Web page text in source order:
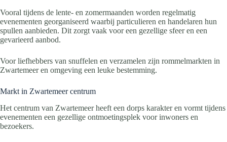
Vooral tijdens de lente- en zomermaanden worden regelmatig
evenementen georganiseerd waarbij particulieren en handelaren hun
spullen aanbieden. Dit zorgt vaak voor een gezellige sfeer en een
gevarieerd aanbod.
Voor liefhebbers van snuffelen en verzamelen zijn rommelmarkten in
Zwartemeer en omgeving een leuke bestemming.
Markt in Zwartemeer centrum
Het centrum van Zwartemeer heeft een dorps karakter en vormt tijdens
evenementen een gezellige ontmoetingsplek voor inwoners en
bezoekers.